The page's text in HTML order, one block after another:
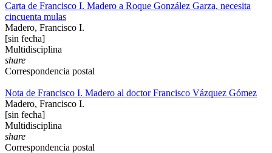
Carta de Francisco I. Madero a Roque González Garza, necesita
cincuenta mulas
Madero, Francisco I.
[sin fecha]
Multidisciplina
share
Correspondencia postal
Nota de Francisco I. Madero al doctor Francisco Vázquez Gómez
Madero, Francisco I.
[sin fecha]
Multidisciplina
share
Correspondencia postal